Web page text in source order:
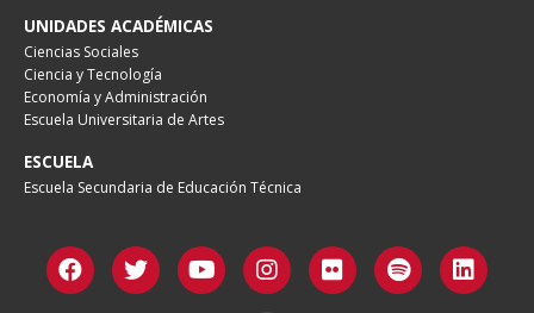
UNIDADES ACADÉMICAS
Ciencias Sociales
Ciencia y Tecnología
Economía y Administración
Escuela Universitaria de Artes
ESCUELA
Escuela Secundaria de Educación Técnica